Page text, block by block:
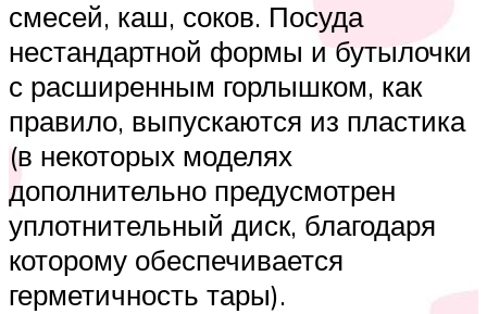
смесей, каш, соков. Посуда
нестандартной формы и бутылочки
с расширенным горлышком, как
правило, выпускаются из пластика
(в некоторых моделях
дополнительно предусмотрен
уплотнительный диск, благодаря
которому обеспечивается
герметичность тары).